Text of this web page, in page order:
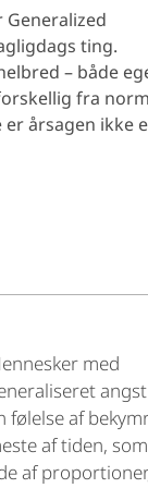
ting.
– både
fra
årsagen ikke
med
følelse af
af tiden,
af